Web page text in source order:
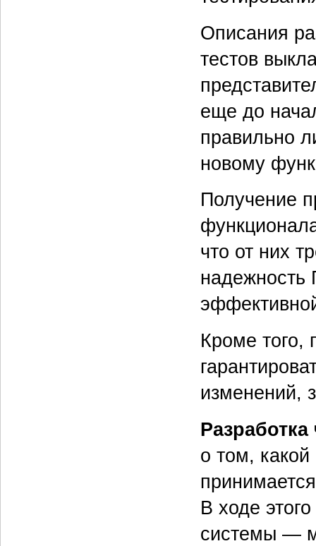
Описания
тестов
еще до
правильно
новому
Получение
что от них
надежность
Кроме того,
изменений,
о том, какой
В ходе
системы —